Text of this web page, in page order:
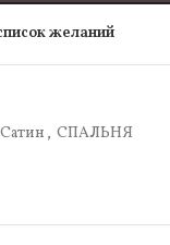
желаний
Сатин , СПАЛЬНЯ